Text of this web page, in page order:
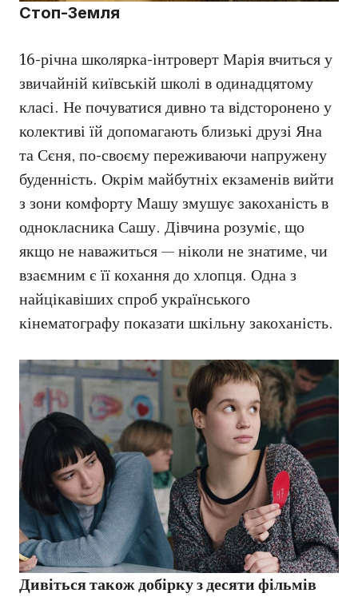
Стоп-Земля
16-річна школярка-інтроверт Марія вчиться у
звичайній київській школі в одинадцятому
класі. Не почуватися дивно та відсторонено у
колективі їй допомагають близькі друзі Яна
та Сєня, по-своєму переживаючи напружену
буденність. Окрім майбутніх екзаменів вийти
з зони комфорту Машу змушує закоханість в
однокласника Сашу. Дівчина розуміє, що
якщо не наважиться — ніколи не знатиме, чи
взаємним є її кохання до хлопця. Одна з
найцікавіших спроб українського
кінематографу показати шкільну закоханість.
Дивіться також добірку з десяти фільмів